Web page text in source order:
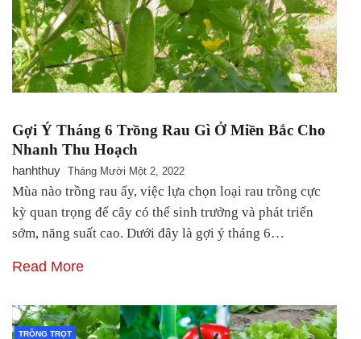
Gợi Ý Tháng 6 Trồng Rau Gì Ở Miền Bắc Cho
Nhanh Thu Hoạch
hanhthuy Tháng Mười Một 2, 2022
Mùa nào trồng rau ấy, việc lựa chọn loại rau trồng cực
kỳ quan trọng để cây có thể sinh trưởng và phát triển
sớm, năng suất cao. Dưới đây là gợi ý tháng 6…
Read More
TRỒNG TRỌT